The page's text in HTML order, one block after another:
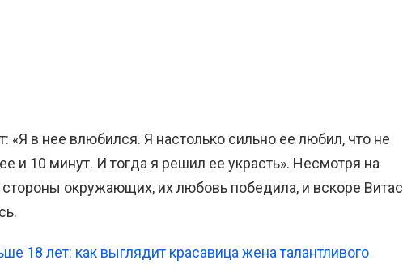
«Я в нее влюбился. Я настолько сильно ее любил, что не
и 10 минут. И тогда я решил ее украсть». Несмотря на
окружающих, их любовь победила, и вскоре Витас